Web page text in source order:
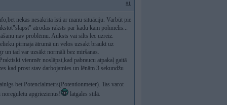
#1
nekas nesakrita īsti ar manu situāciju. Varbūt pie
atrodas raksts par kadu kam pohmelis...
nav problēmu. Auksts vai silts lec uzreiz.
pirmaja ātrumā un velos uzsakt braukt uz
un tad var uzsākt normāli bez miršanas.
vienmēr noslāpst,kad pabraucu atpakaļ gaitā
kad prost stav darbojamies un lēnām 3 sekundžu
bet Potencialmetrs(Potentionmeter). Tas varot
apgriezienus!
latgales stilā.